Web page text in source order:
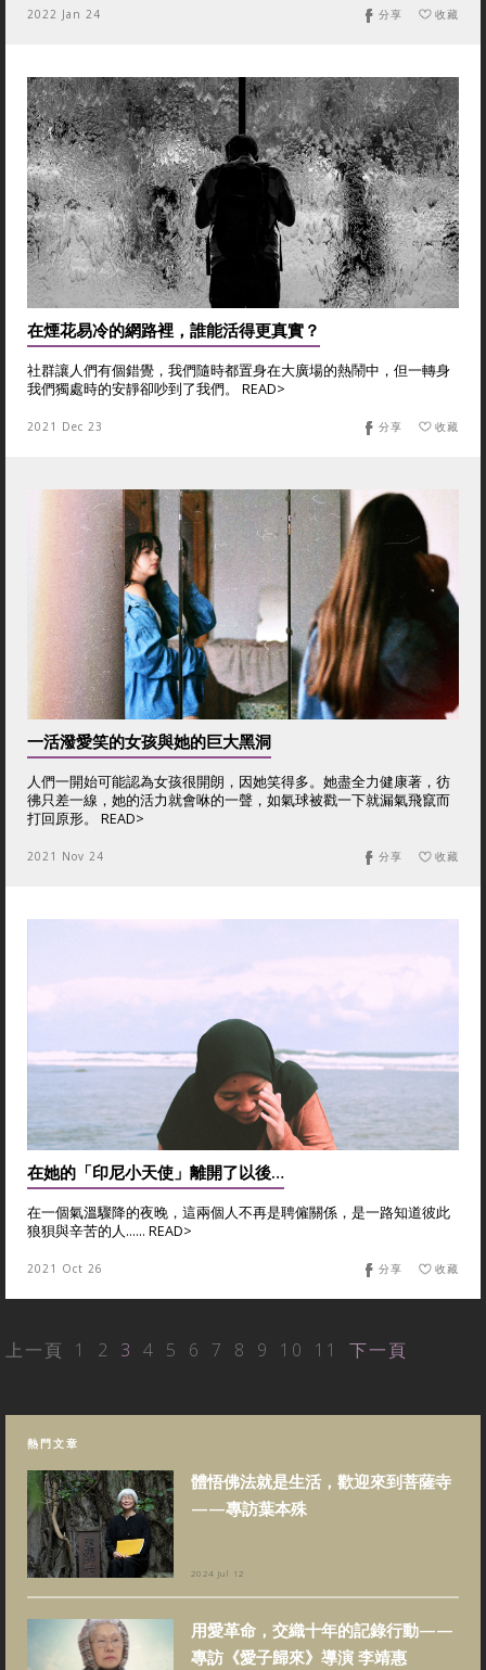
2022 Jan 24 收藏
分享
在煙花易冷的網路裡，誰能活得更真實？
社群讓人們有個錯覺，我們隨時都置身在大廣場的熱鬧中，但一轉身
我們獨處時的安靜卻吵到了我們。 READ>
2021 Dec 23 收藏
分享
一活潑愛笑的女孩與她的巨大黑洞
人們一開始可能認為女孩很開朗，因她笑得多。她盡全力健康著，彷
彿只差一線，她的活力就會咻的一聲，如氣球被戳一下就漏氣飛竄而
打回原形。 READ>
2021 Nov 24 收藏
分享
在她的「印尼小天使」離開了以後…
在一個氣溫驟降的夜晚，這兩個人不再是聘僱關係，是一路知道彼此
狼狽與辛苦的人...... READ>
2021 Oct 26 收藏
分享
上一頁 1 2 3 4 5 6 7 8 9 10 11 下一頁
熱門文章
體悟佛法就是生活，歡迎來到菩薩寺
——專訪葉本殊
2024 Jul 12
用愛革命，交織十年的記錄行動——
專訪《愛子歸來》導演 李靖惠